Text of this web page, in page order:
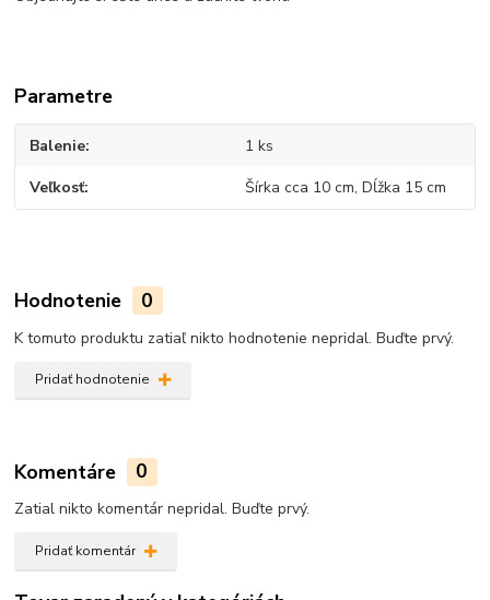
Parametre
Balenie 1 ks
Veľkosť Šírka cca 10 cm, Dĺžka 15 cm
Hodnotenie 0
K tomuto produktu zatiaľ nikto hodnotenie nepridal. Buďte prvý.
Pridať hodnotenie
Komentáre 0
Zatial nikto komentár nepridal. Buďte prvý.
Pridať komentár